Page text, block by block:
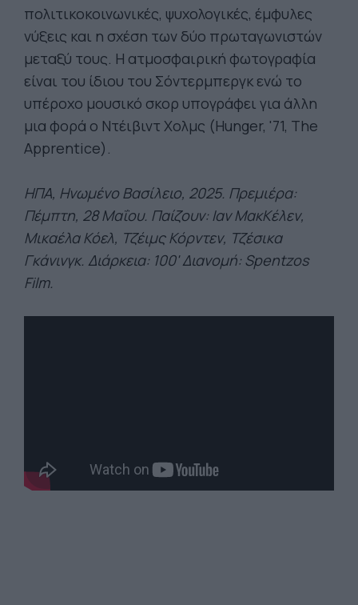
πολιτικοκοινωνικές, ψυχολογικές, έμφυλες
νύξεις και η σχέση των δύο πρωταγωνιστών
μεταξύ τους. Η ατμοσφαιρική φωτογραφία
είναι του ίδιου του Σόντερμπεργκ ενώ το
υπέροχο μουσικό σκορ υπογράφει για άλλη
μια φορά ο Ντέιβιντ Χολμς (Hunger, '71, The
Apprentice).
ΗΠΑ, Ηνωμένο Βασίλειο, 2025. Πρεμιέρα:
Πέμπτη, 28 Μαΐου. Παίζουν: Ιαν ΜακΚέλεν,
Μικαέλα Κόελ, Τζέιμς Κόρντεν, Τζέσικα
Γκάνινγκ. Διάρκεια: 100' Διανομή: Spentzos
Film.